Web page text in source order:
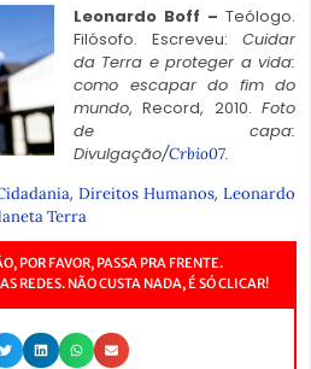
Leonardo Boff – Teólogo.
Filósofo. Escreveu: Cuidar
da Terra e proteger a vida:
como escapar do fim do
mundo, Record, 2010. Foto
de capa:
Divulgação/Crbio07.
, Direitos Humanos,Leonardo
Terra
POR FAVOR, PASSA PRA FRENTE.
REDES. NÃO CUSTA NADA, É SÓ CLICAR!